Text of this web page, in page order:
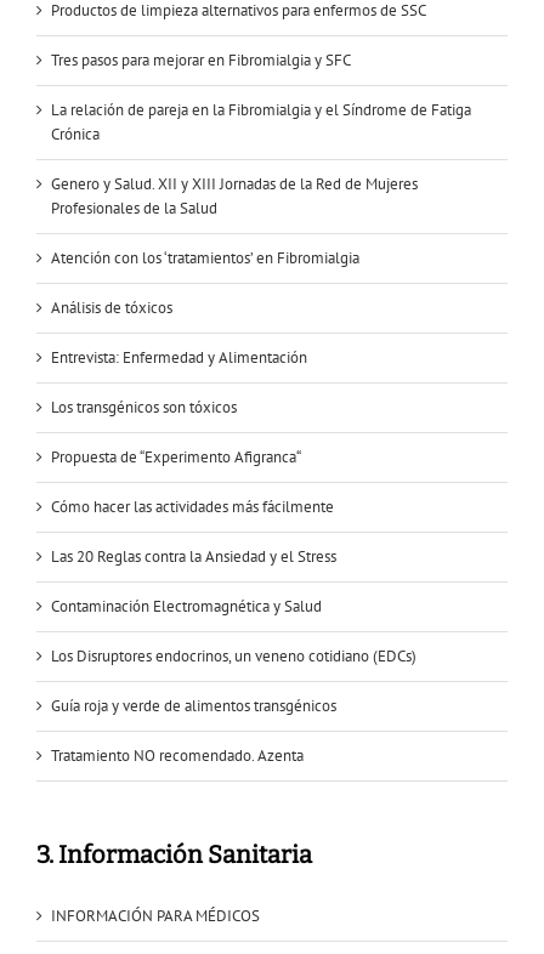
Productos de limpieza alternativos para enfermos de SSC
Tres pasos para mejorar en Fibromialgia y SFC
La relación de pareja en la Fibromialgia y el Síndrome de Fatiga
Crónica
Genero y Salud. XII y XIII Jornadas de la Red de Mujeres
Profesionales de la Salud
Atención con los ‘tratamientos’ en Fibromialgia
Análisis de tóxicos
Entrevista: Enfermedad y Alimentación
Los transgénicos son tóxicos
Propuesta de “Experimento Afigranca“
Cómo hacer las actividades más fácilmente
Las 20 Reglas contra la Ansiedad y el Stress
Contaminación Electromagnética y Salud
Los Disruptores endocrinos, un veneno cotidiano (EDCs)
Guía roja y verde de alimentos transgénicos
Tratamiento NO recomendado. Azenta
3. Información Sanitaria
INFORMACIÓN PARA MÉDICOS